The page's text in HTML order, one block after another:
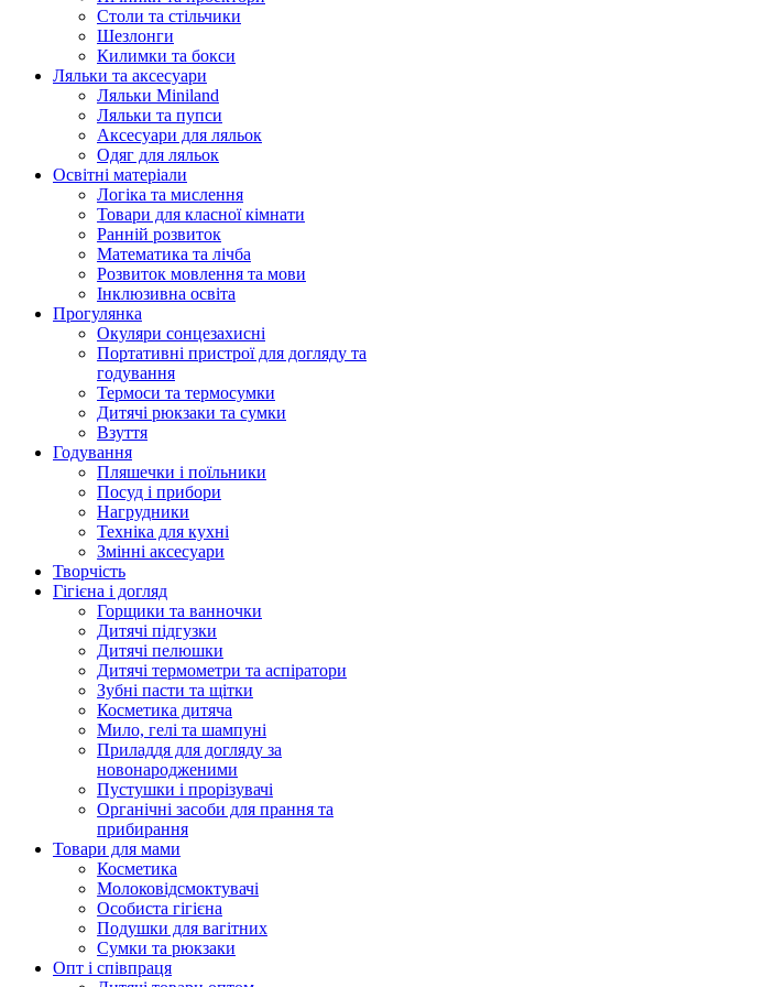
Столи та стільчики
Шезлонги
Килимки та бокси
Ляльки та аксесуари
Ляльки Miniland
Ляльки та пупси
Аксесуари для ляльок
Одяг для ляльок
Освітні матеріали
Логіка та мислення
Товари для класної кімнати
Ранній розвиток
Математика та лічба
Розвиток мовлення та мови
Інклюзивна освіта
Прогулянка
Окуляри сонцезахисні
Портативні пристрої для догляду та
годування
Термоси та термосумки
Дитячі рюкзаки та сумки
Взуття
Годування
Пляшечки і поїльники
Посуд і прибори
Нагрудники
Техніка для кухні
Змінні аксесуари
Творчість
Гігієна і догляд
Горщики та ванночки
Дитячі підгузки
Дитячі пелюшки
Дитячі термометри та аспіратори
Зубні пасти та щітки
Косметика дитяча
Мило, гелі та шампуні
Приладдя для догляду за
новонародженими
Пустушки і прорізувачі
Органічні засоби для прання та
прибирання
Товари для мами
Косметика
Молоковідсмоктувачі
Особиста гігієна
Подушки для вагітних
Сумки та рюкзаки
Опт і співпраця